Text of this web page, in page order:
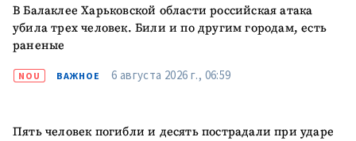
информацию
în Română in English
В Балаклее Харьковской области российская атака
убила трех человек. Били и по другим городам, есть
раненые
NOU ВАЖНОЕ 6 августа 2026 г., 06:59
Пять человек погибли и десять пострадали при ударе